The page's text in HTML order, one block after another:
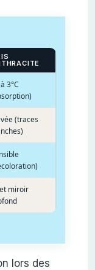
3°C
(traces
miroir
lors des